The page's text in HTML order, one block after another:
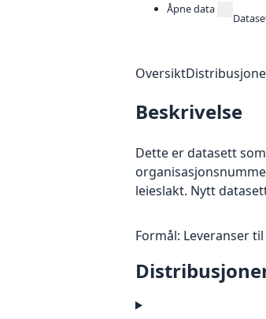
Åpne data
Oversikt
Beskrivelse
Dette er datasett
leieslakt. Nytt
Formål: Leveranser